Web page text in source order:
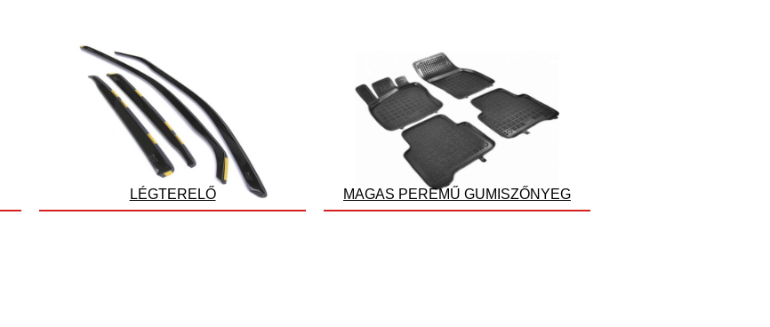
LÉGTERELŐ MAGAS PEREMŰ GUMISZŐNYEG